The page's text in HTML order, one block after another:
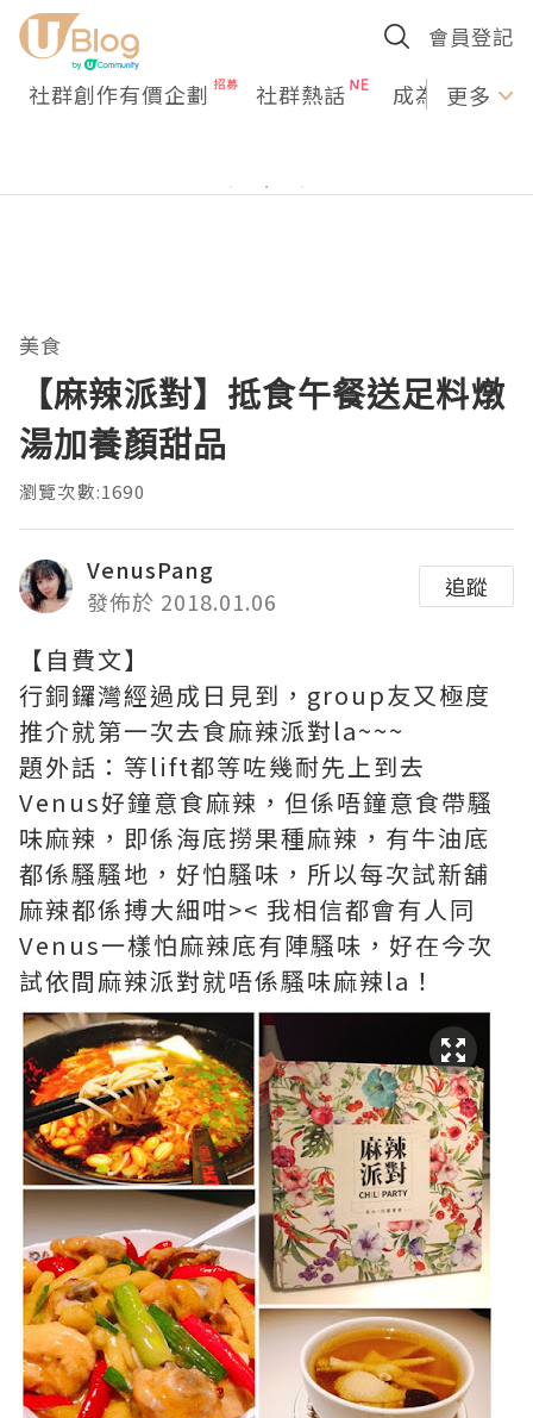
會員登記
社群創作有價企劃 社群熱話 成為U更多
美食
【麻辣派對】抵食午餐送足料燉
湯加養顏甜品
瀏覽次數:1690
VenusPang
發佈於 2018.01.06
追蹤
【自費文】
行銅鑼灣經過成日見到，group友又極度
推介就第一次去食麻辣派對la~~~
題外話：等lift都等咗幾耐先上到去
Venus好鐘意食麻辣，但係唔鐘意食帶騷
味麻辣，即係海底撈果種麻辣，有牛油底
都係騷騷地，好怕騷味，所以每次試新舖
麻辣都係搏大細咁>< 我相信都會有人同
Venus一樣怕麻辣底有陣騷味，好在今次
試依間麻辣派對就唔係騷味麻辣la！